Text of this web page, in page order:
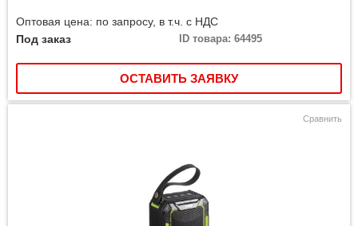
Оптовая цена: по запросу, в т.ч. с НДС
Под заказ
ID товара: 64495
ОСТАВИТЬ ЗАЯВКУ
Сравнить